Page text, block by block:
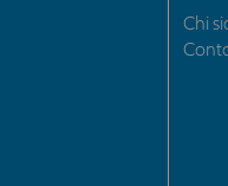
Chi